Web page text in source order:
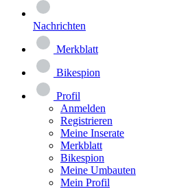
Nachrichten
Merkblatt
Bikespion
Profil
Anmelden
Registrieren
Meine Inserate
Merkblatt
Bikespion
Meine Umbauten
Mein Profil